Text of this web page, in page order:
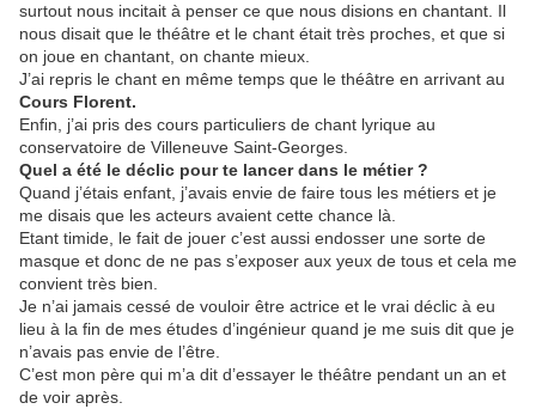
surtout nous incitait à penser ce que nous disions en chantant. Il
nous disait que le théâtre et le chant était très proches, et que si
on joue en chantant, on chante mieux.
J’ai repris le chant en même temps que le théâtre en arrivant au
Cours Florent.
Enfin, j’ai pris des cours particuliers de chant lyrique au
conservatoire de Villeneuve Saint-Georges.
Quel a été le déclic pour te lancer dans le métier ?
Quand j’étais enfant, j’avais envie de faire tous les métiers et je
me disais que les acteurs avaient cette chance là.
Etant timide, le fait de jouer c’est aussi endosser une sorte de
masque et donc de ne pas s’exposer aux yeux de tous et cela me
convient très bien.
Je n’ai jamais cessé de vouloir être actrice et le vrai déclic à eu
lieu à la fin de mes études d’ingénieur quand je me suis dit que je
n’avais pas envie de l’être.
C’est mon père qui m’a dit d’essayer le théâtre pendant un an et
de voir après.